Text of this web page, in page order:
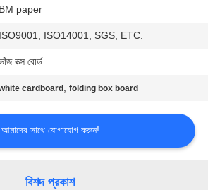
BM paper
ISO9001, ISO14001, SGS, ETC.
বক্স বোর্ড
cardboard ,folding box board
আমাদের সাথে যোগাযোগ করুন!
বিশদ প্রকাশ